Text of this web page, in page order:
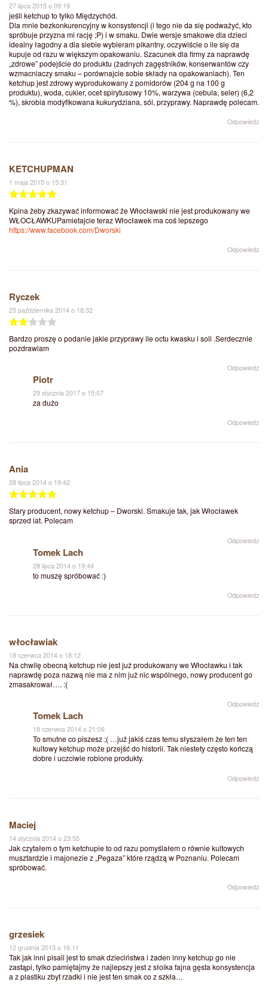
27 lipca 2015 o 09:19
jeśli ketchup to tylko Międzychód.
Dla mnie bezkonkurencyjny w konsystencji (i tego nie da się podważyć, kto
spróbuje przyzna mi rację ;P) i w smaku. Dwie wersje smakowe dla dzieci
idealny łagodny a dla siebie wybieram pikantny, oczywiście o ile się da
kupuje od razu w większym opakowaniu. Szacunek dla firmy za naprawdę
„zdrowe” podejście do produktu (żadnych zagęstników, konserwantów czy
wzmacniaczy smaku – porównajcie sobie składy na opakowaniach). Ten
ketchup jest zdrowy wyprodukowany z pomidorów (204 g na 100 g
produktu), woda, cukier, ocet spirytusowy 10%, warzywa (cebula, seler) (6,2
%), skrobia modyfikowana kukurydziana, sól, przyprawy. Naprawdę polecam.
Odpowiedz
KETCHUPMAN
1 maja 2015 o 15:31
Kpina żeby zkazywać informować że Włocławski nie jest produkowany we
WŁOCŁAWKUPamietajcie teraz Włocławek ma coś lepszego
https://www.facebook.com/Dworski
Odpowiedz
Ryczek
25 października 2014 o 18:32
Bardzo proszę o podanie jakie przyprawy ile octu kwasku i soli .Serdecznie
pozdrawiam
Odpowiedz
Piotr
29 stycznia 2017 o 15:07
za dużo
Odpowiedz
Ania
28 lipca 2014 o 19:42
Stary producent, nowy ketchup – Dworski. Smakuje tak, jak Włocławek
sprzed lat. Polecam
Odpowiedz
Tomek Lach
28 lipca 2014 o 19:44
to muszę spróbować :)
Odpowiedz
włocławiak
18 czerwca 2014 o 18:12
Na chwilę obecną ketchup nie jest już produkowany we Włocławku i tak
naprawdę poza nazwą nie ma z nim już nic wspólnego, nowy producent go
zmasakrował…. :(
Odpowiedz
Tomek Lach
18 czerwca 2014 o 21:06
To smutne co piszesz ;( …już jakiś czas temu słyszałem że ten ten
kultowy ketchup może przejść do historii. Tak niestety często kończą
dobre i uczciwie robione produkty.
Odpowiedz
Maciej
14 stycznia 2014 o 23:55
Jak czytałem o tym ketchupie to od razu pomyślałem o równie kultowych
musztardzie i majonezie z „Pegaza” które rządzą w Poznaniu. Polecam
spróbować.
Odpowiedz
grzesiek
12 grudnia 2013 o 16:11
Tak jak inni pisali jest to smak dzieciństwa i żaden inny ketchup go nie
zastąpi, tylko pamiętajmy że najlepszy jest z słoika fajna gęsta konsystencja
a z plastiku zbyt rzadki i nie jest ten smak co z szkła…